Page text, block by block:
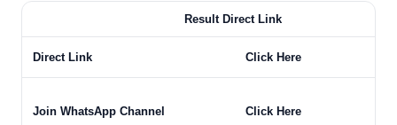
Result Direct Link
Direct Link Click Here
Join WhatsApp Channel Click Here